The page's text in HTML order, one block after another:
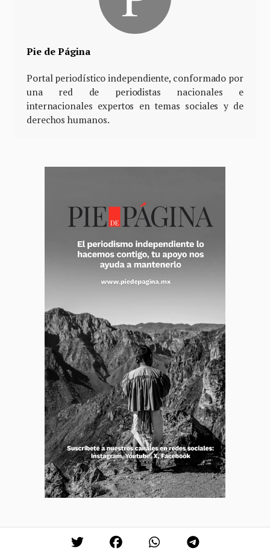
Pie de Página
Portal periodístico independiente, conformado por
una red de periodistas nacionales e
internacionales expertos en temas sociales y de
derechos humanos.